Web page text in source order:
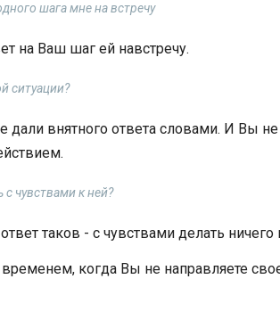
шага мне на встречу
на Ваш шаг ей навстречу.
ситуации?
дали внятного ответа словами. И Вы
чувствами к ней?
таков - с чувствами делать ничего
когда Вы не направляете